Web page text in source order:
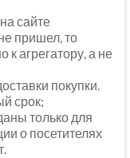
сайте
пришел, то
агрегатору, а не
покупки.
срок;
только для
о посетителях